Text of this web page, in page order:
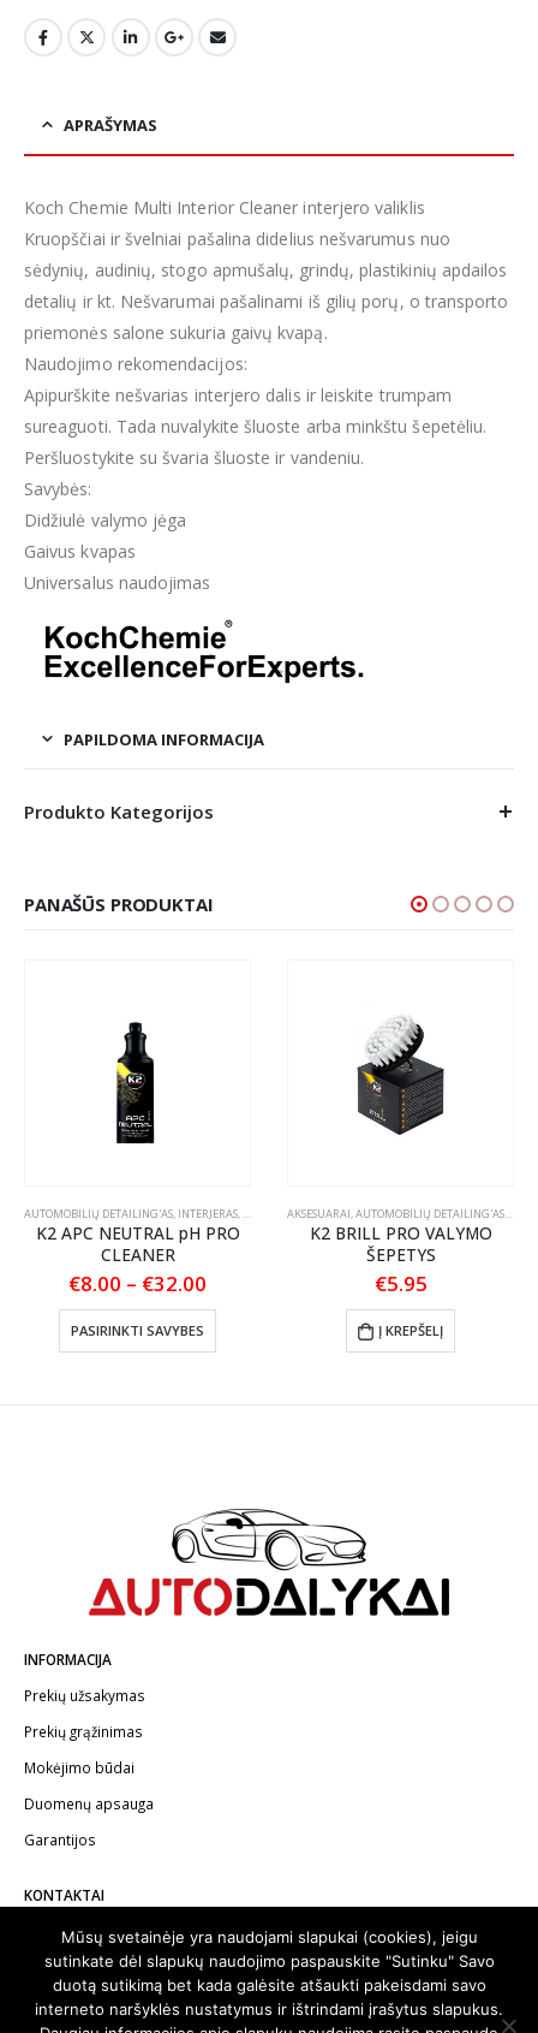
APRAŠYMAS
Koch Chemie Multi Interior Cleaner interjero valiklis
Kruopščiai ir švelniai pašalina didelius nešvarumus nuo
sėdynių, audinių, stogo apmušalų, grindų, plastikinių apdailos
detalių ir kt. Nešvarumai pašalinami iš gilių porų, o transporto
priemonės salone sukuria gaivų kvapą.
Naudojimo rekomendacijos:
Apipurškite nešvarias interjero dalis ir leiskite trumpam
sureaguoti. Tada nuvalykite šluoste arba minkštu šepetėliu.
Peršluostykite su švaria šluoste ir vandeniu.
Savybės:
Didžiulė valymo jėga
Gaivus kvapas
Universalus naudojimas
PAPILDOMA INFORMACIJA
Produkto Kategorijos
PANAŠŪS PRODUKTAI
AUTOMOBILIUI
AUTOMOBILIŲ DETAILING'AS, INTERJERAS, PLASTIKO, VINILO IR GUMOS VALYMAS,TEKSTILĖS
K2 APC NEUTRAL pH PRO
CLEANER
€8.00 – €32.00
€32.00
PASIRINKTI SAVYBES
This product has multiple variants. The options may be chosen on the product page
AKSESUARAI,AUTOMOBILIŲ DETAILING'AS,
K2 BRILL PRO VALYMO
ŠEPETYS
€5.95
Į KREPŠELĮ
INFORMACIJA
Prekių užsakymas
Prekių grąžinimas
Mokėjimo būdai
Duomenų apsauga
Garantijos
KONTAKTAI
Telefonas:+370 602 62622
El.paštas: info@autodalykai.lt
Mūsų svetainėje yra naudojami slapukai (cookies), jeigu
sutinkate dėl slapukų naudojimo paspauskite "Sutinku" Savo
duotą sutikimą bet kada galėsite atšaukti pakeisdami savo
interneto naršyklės nustatymus ir ištrindami įrašytus slapukus.